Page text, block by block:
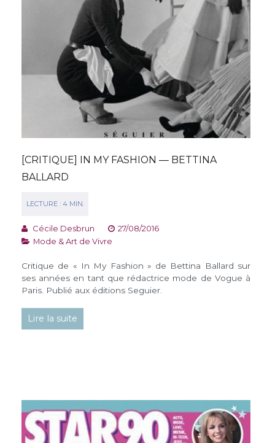
[CRITIQUE] IN MY FASHION — BETTINA
BALLARD
Cécile Desbrun
27/08/2016
Mode & Art de Vivre
Critique de « In My Fashion » de Bettina Ballard sur
ses années en tant que rédactrice mode de Vogue à
Paris. Publié aux éditions Seguier.
Lire la suite